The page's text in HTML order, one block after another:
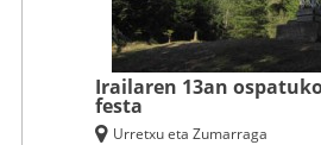
Irailaren 13an
festa
Urretxu eta Zumarraga